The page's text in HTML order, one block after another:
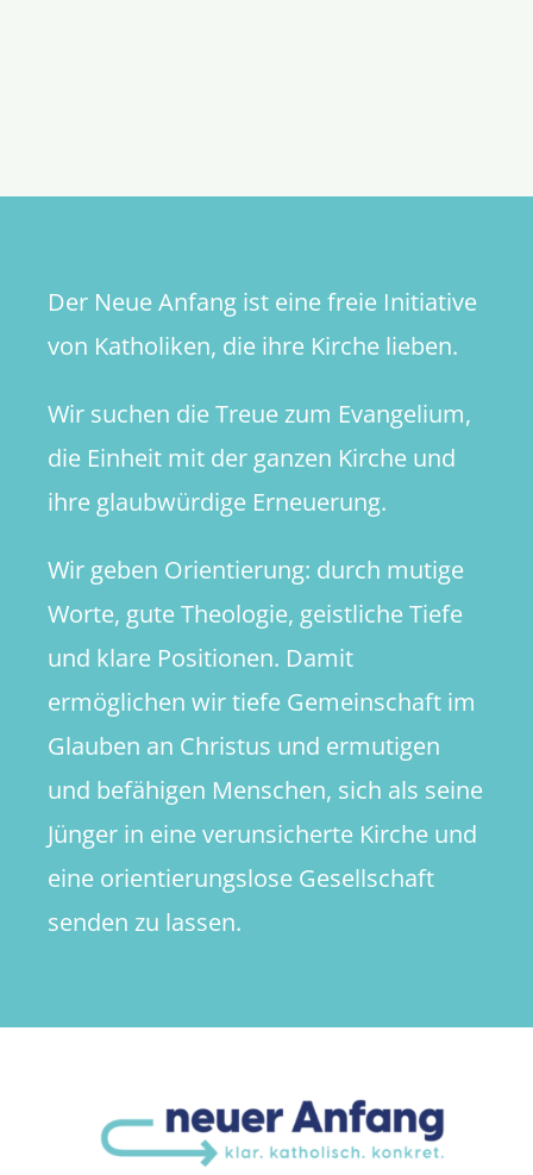
Der Neue Anfang ist eine freie Initiative
von Katholiken, die ihre Kirche lieben.
Wir suchen die Treue zum Evangelium,
die Einheit mit der ganzen Kirche und
ihre glaubwürdige Erneuerung.
Wir geben Orientierung: durch mutige
Worte, gute Theologie, geistliche Tiefe
und klare Positionen. Damit
ermöglichen wir tiefe Gemeinschaft im
Glauben an Christus und ermutigen
und befähigen Menschen, sich als seine
Jünger in eine verunsicherte Kirche und
eine orientierungslose Gesellschaft
senden zu lassen.